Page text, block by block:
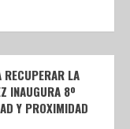
LA
INAUGURA 8º
Y PROXIMIDAD